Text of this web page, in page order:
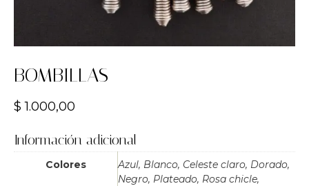
BOMBILLAS
$ 1.000,00
Información adicional
Colores
Azul, Blanco, Celeste claro, Dorado,
Negro, Plateado, Rosa chicle,